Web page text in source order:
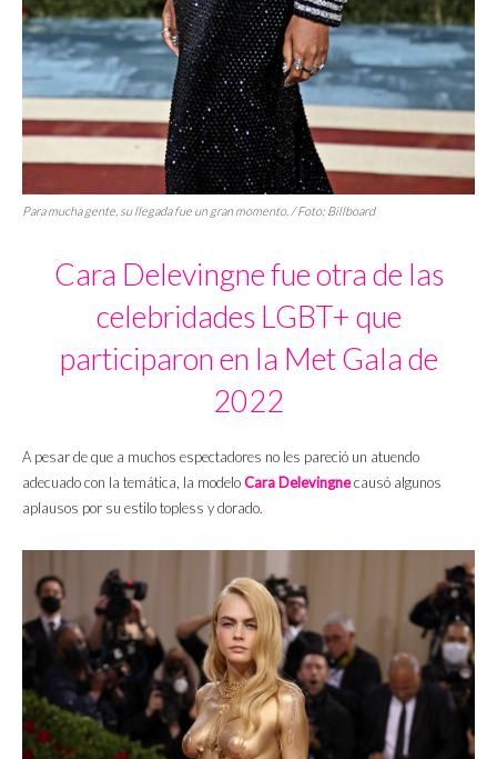
Para mucha gente, su llegada fue un gran momento. / Foto: Billboard
Cara Delevingne fue otra de las
celebridades LGBT+ que
participaron en la Met Gala de
2022
A pesar de que a muchos espectadores no les pareció un atuendo
adecuado con la temática, la modeloCara Delevingnecausó algunos
aplausos por su estilo topless y dorado.